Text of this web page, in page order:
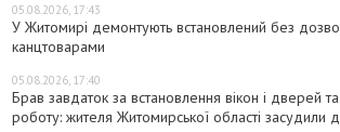
05.08.2026, 17:43
У Житомирі демонтують встановлений без
канцтоварами
05.08.2026, 17:40
Брав завдаток за встановлення вікон і дверей
роботу: жителя Житомирської області засудили